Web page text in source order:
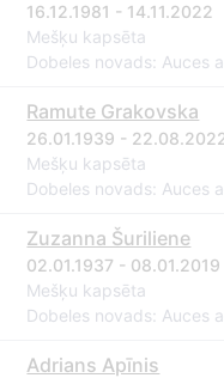
16.12.1981 - 14.11.2022
Mešķu kapsēta
Dobeles novads: Auces
Ramute Grakovska
26.01.1939 -
Mešķu kapsēta
Dobeles novads: Auces
Zuzanna Šuriliene
02.01.1937 - 08.01.2019
Mešķu kapsēta
Dobeles novads: Auces
Adrians Apīnis